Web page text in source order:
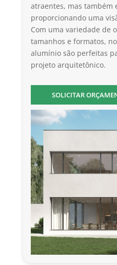
atraentes, mas também
proporcionando uma
Com uma variedade de
tamanhos e formatos,
alumínio são perfeitas
projeto arquitetônico.
SOLICITAR